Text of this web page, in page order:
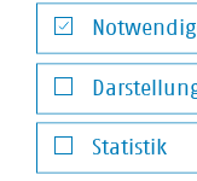
Notwendige
Darstellung
Statistik